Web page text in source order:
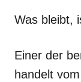
Was bleibt,
Einer der
handelt